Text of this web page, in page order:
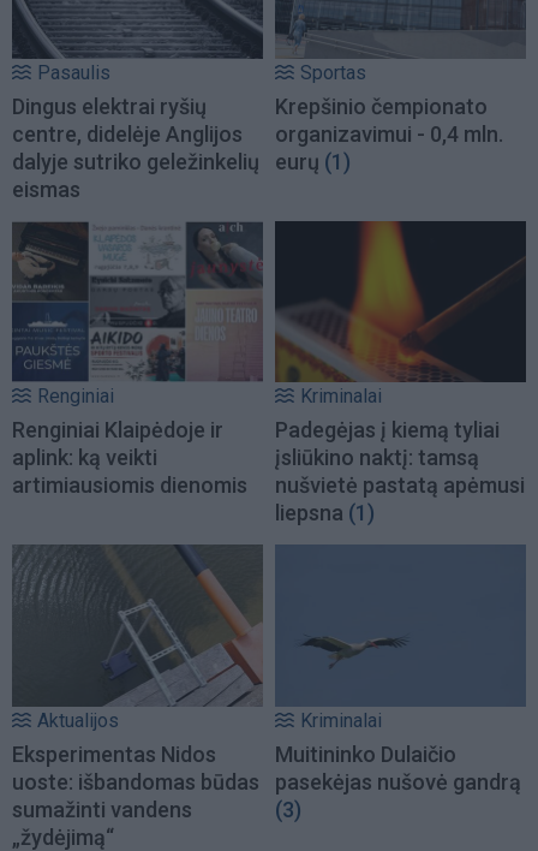
Pasaulis
Dingus elektrai ryšių
centre, didelėje Anglijos
dalyje sutriko geležinkelių
eismas
Sportas
Krepšinio čempionato
organizavimui - 0,4 mln.
eurų (1)
Renginiai
Renginiai Klaipėdoje ir
aplink: ką veikti
artimiausiomis dienomis
Kriminalai
Padegėjas į kiemą tyliai
įsliūkino naktį: tamsą
nušvietė pastatą apėmusi
liepsna (1)
Aktualijos
Eksperimentas Nidos
uoste: išbandomas būdas
sumažinti vandens
„žydėjimą“
Kriminalai
Muitininko Dulaičio
pasekėjas nušovė gandrą
(3)